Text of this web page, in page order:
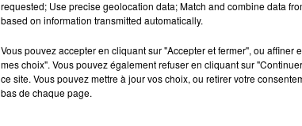
LE C'CHARTRES
MÉTROPOLE BASKET
13
requested; Use precise geolocation data; Match and combine data
based on information transmitted automatically.
Vous pouvez accepter en cliquant sur "Accepter et fermer", ou
mes choix". Vous pouvez également refuser en cliquant sur
ce site. Vous pouvez mettre à jour vos choix, ou retirer votre
bas de chaque page.